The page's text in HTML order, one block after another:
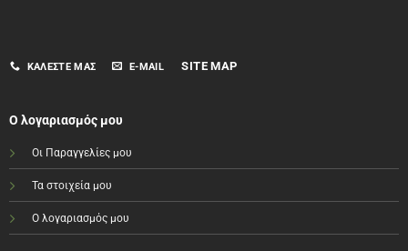
ΚΑΛΈΣΤΕ ΜΑΣ E-MAIL SITE MAP
Ο λογαριασμός μου
Οι Παραγγελίες μου
Τα στοιχεία μου
Ο λογαριασμός μου